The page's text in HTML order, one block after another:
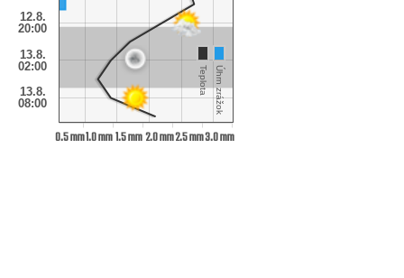
12.8.
20:00
13.8.
02:00
13.8.
08:00
0.5 mm1.0 mm1.5 mm2.0 mm2.5 mm3.0 mm
Úhrn zrážok
Teplota